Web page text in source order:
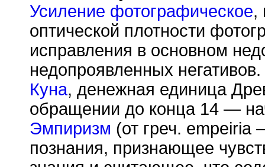
Усиление фотографическое,
оптической плотности
исправления в основном
недопроявленных негативов.
Куна, денежная единица
обращении до конца 14 —
Эмпиризм (от греч. empeiria
познания, признающее